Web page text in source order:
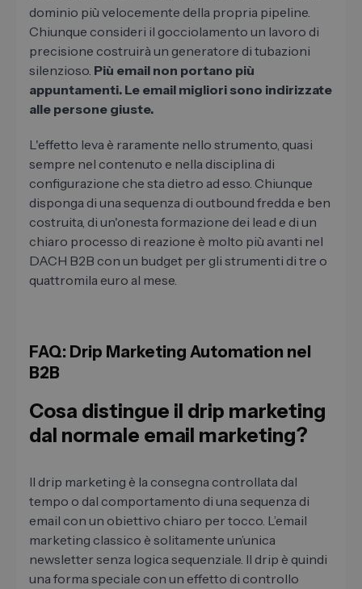
dominio più velocemente della propria pipeline.
Chiunque consideri il gocciolamento un lavoro di
precisione costruirà un generatore di tubazioni
silenzioso. Più email non portano più
appuntamenti. Le email migliori sono indirizzate
alle persone giuste.
L'effetto leva è raramente nello strumento, quasi
sempre nel contenuto e nella disciplina di
configurazione che sta dietro ad esso. Chiunque
disponga di una sequenza di outbound fredda e ben
costruita, di un'onesta formazione dei lead e di un
chiaro processo di reazione è molto più avanti nel
DACH B2B con un budget per gli strumenti di tre o
quattromila euro al mese.
FAQ: Drip Marketing Automation nel
B2B
Cosa distingue il drip marketing
dal normale email marketing?
Il drip marketing è la consegna controllata dal
tempo o dal comportamento di una sequenza di
email con un obiettivo chiaro per tocco. L’email
marketing classico è solitamente un’unica
newsletter senza logica sequenziale. Il drip è quindi
una forma speciale con un effetto di controllo